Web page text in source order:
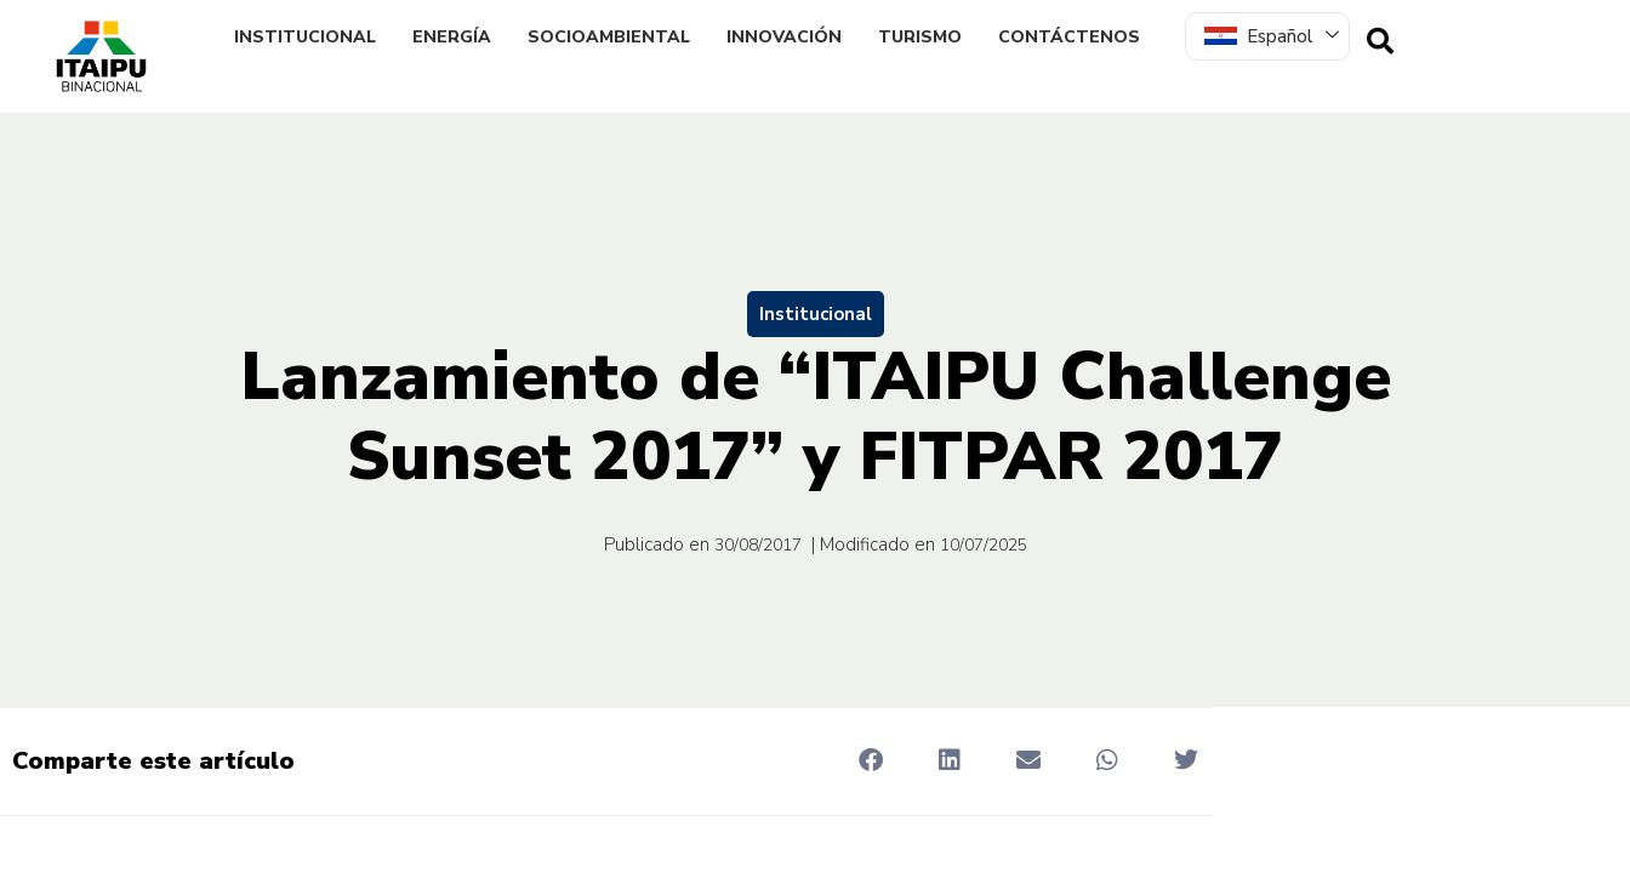
INSTITUCIONAL ENERGÍA SOCIOAMBIENTAL INNOVACIÓN TURISMO CONTÁCTENOS Español
Institucional
Lanzamiento de “ITAIPU Challenge
Sunset 2017” y FITPAR 2017
Publicado en 30/08/2017 | Modificado en 10/07/2025
Comparte este artículo